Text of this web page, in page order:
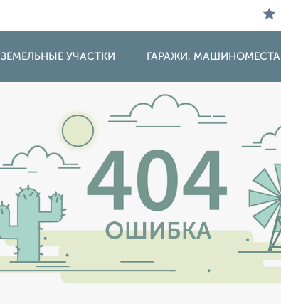
ЗЕМЕЛЬНЫЕ УЧАСТКИ ГАРАЖИ, МАШИНОМЕСТА